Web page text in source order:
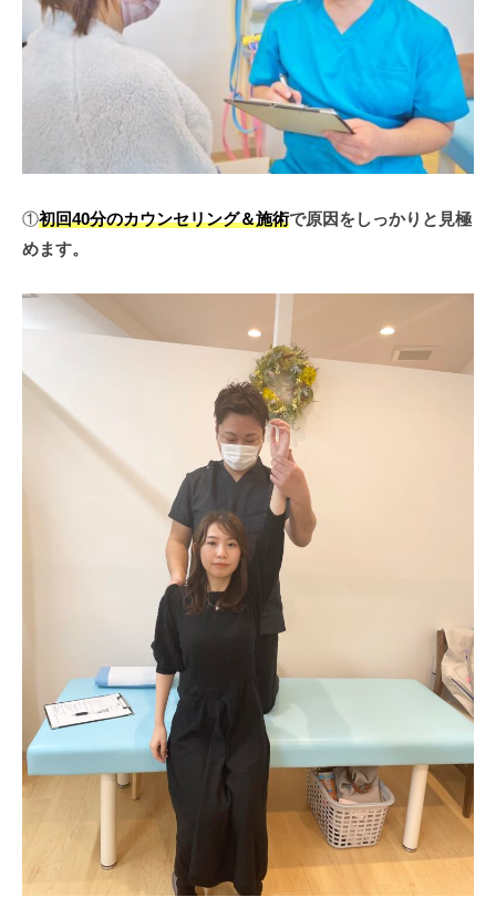
①初回40分のカウンセリング＆施術で原因をしっかりと見極
めます。